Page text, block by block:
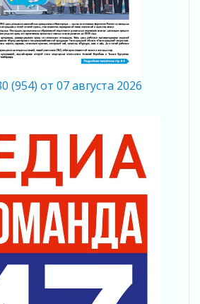
обновляют пространства
2027
Ленобласти сможет
доплату от региона
пожаров
но в корзинку пока не
Ленобласти
почти на 40% за год
в честь дня рождения
(954) от 07 августа 2026